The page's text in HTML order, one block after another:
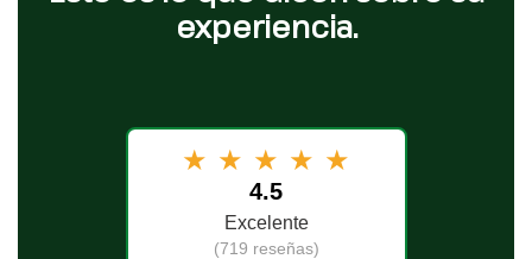
experiencia.
★ ★ ★ ★ ★
4.5
Excelente
(719 reseñas)